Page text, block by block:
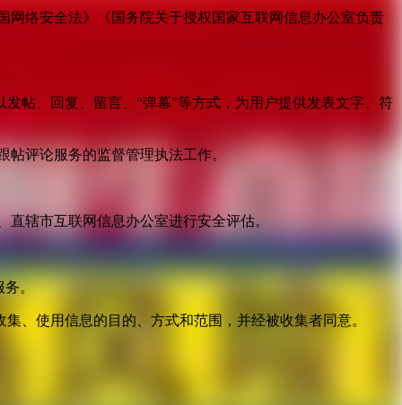
络安全法》《国务院关于授权国家互联网信息办公室负责
帖、回复、留言、“弹幕”等方式，为用户提供发表文字、符
评论服务的监督管理执法工作。
辖市互联网信息办公室进行安全评估。
务。
、使用信息的目的、方式和范围，并经被收集者同意。